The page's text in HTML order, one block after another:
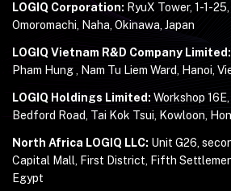
LOGIQ Corporation: RyuX Tower, 1-1-25,
Omoromachi, Naha, Okinawa, Japan
LOGIQ Vietnam R&D Company Limited:
Pham Hung , Nam Tu Liem Ward, Hanoi,
LOGIQ Holdings Limited: Workshop
Bedford Road, Tai Kok Tsui, Kowloon,
North Africa LOGIQ LLC: Unit G26,
Capital Mall, First District, Fifth
Egypt